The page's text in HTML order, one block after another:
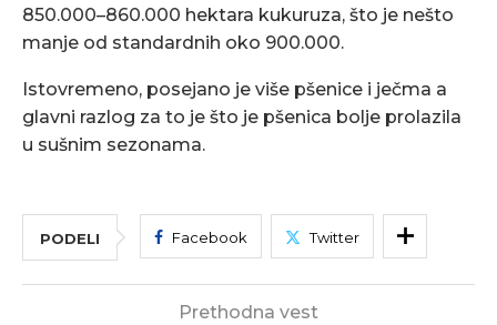
850.000–860.000 hektara kukuruza, što je nešto
manje od standardnih oko 900.000.
Istovremeno, posejano je više pšenice i ječma a
glavni razlog za to je što je pšenica bolje prolazila
u sušnim sezonama.
PODELI Facebook Twitter
Prethodna vest